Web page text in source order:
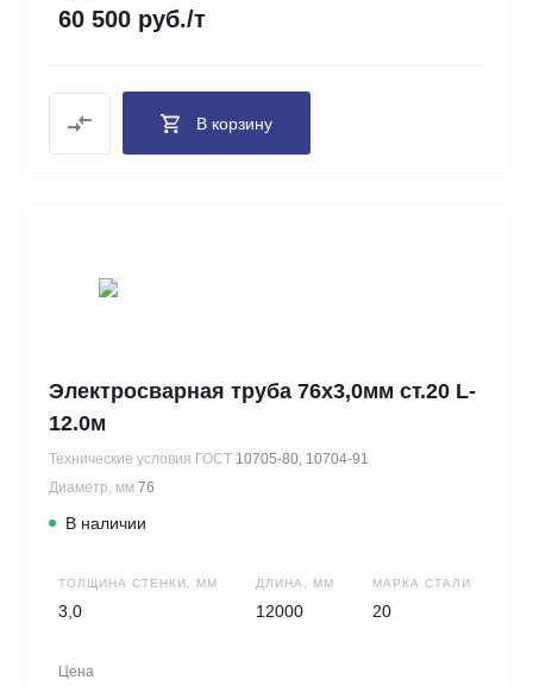
60 500 руб./т
В корзину
Электросварная труба 76х3,0мм ст.20 L-
12.0м
Технические условия ГОСТ 10705-80, 10704-91
Диаметр, мм 76
В наличии
ТОЛЩИНА СТЕНКИ, ММ
3,0
ДЛИНА, ММ
12000
МАРКА СТАЛИ
20
Цена